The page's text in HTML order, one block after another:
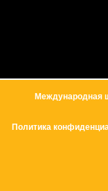
Международная
Политика